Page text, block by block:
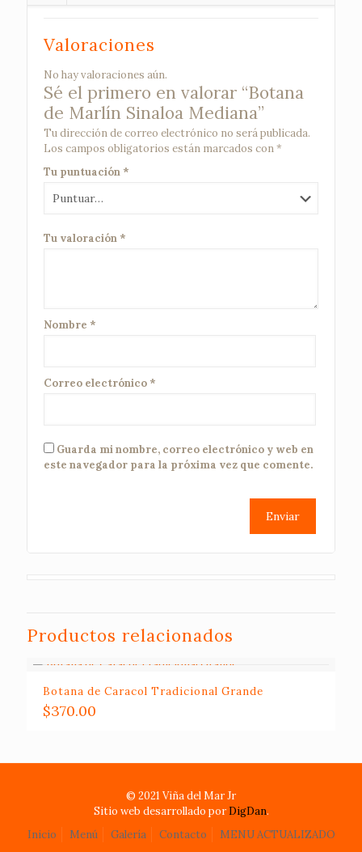
Valoraciones
No hay valoraciones aún.
Sé el primero en valorar “Botana
de Marlín Sinaloa Mediana”
Tu dirección de correo electrónico no será publicada.
Los campos obligatorios están marcados con*
Tu puntuación *
Tu valoración *
Nombre *
Correo electrónico *
Guarda mi nombre, correo electrónico y web en
este navegador para la próxima vez que comente.
Productos relacionados
Botana de Caracol Tradicional Grande
$370.00
© 2021 Viña del Mar Jr
Sitio web desarrollado porDigDan.
Inicio
Menú Galería Contacto MENU ACTUALIZADO